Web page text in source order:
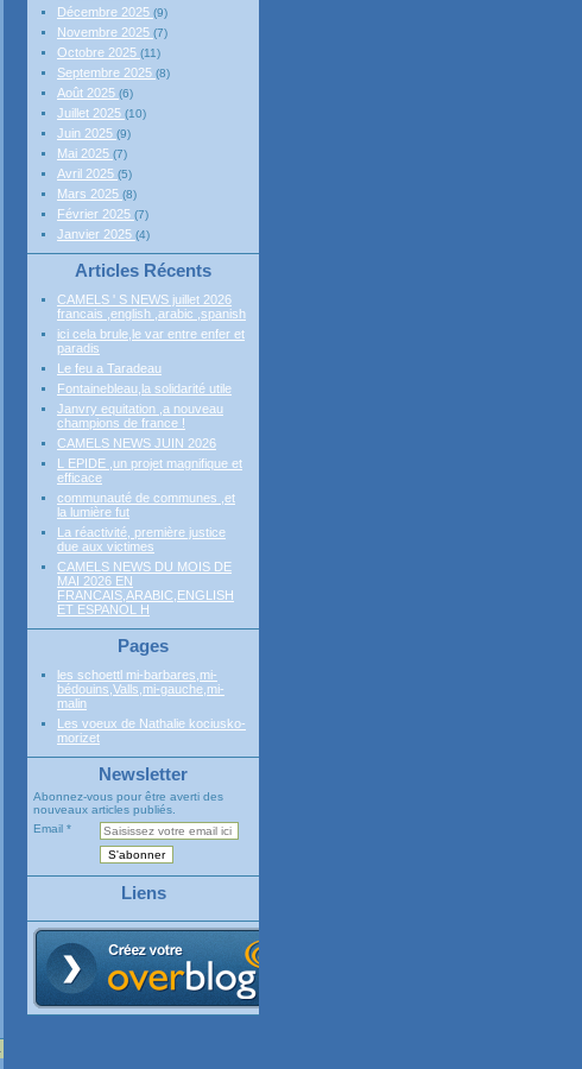
Décembre 2025 (9)
Novembre 2025 (7)
Octobre 2025 (11)
Septembre 2025 (8)
Août 2025 (6)
Juillet 2025 (10)
Juin 2025 (9)
Mai 2025 (7)
Avril 2025 (5)
Mars 2025 (8)
Février 2025 (7)
Janvier 2025 (4)
Articles Récents
CAMELS ' S NEWS juillet 2026
francais ,english ,arabic ,spanish
ici cela brule,le var entre enfer et
paradis
Le feu a Taradeau
Fontainebleau,la solidarité utile
Janvry equitation ,a nouveau
champions de france !
CAMELS NEWS JUIN 2026
L EPIDE ,un projet magnifique et
efficace
communauté de communes ,et
la lumière fut
La réactivité, première justice
due aux victimes
CAMELS NEWS DU MOIS DE
MAI 2026 EN
FRANCAIS,ARABIC,ENGLISH
ET ESPANOL H
Pages
les schoettl mi-barbares,mi-
bédouins,Valls,mi-gauche,mi-
malin
Les voeux de Nathalie kociusko-
morizet
Newsletter
Abonnez-vous pour être averti des
nouveaux articles publiés.
Email
Liens